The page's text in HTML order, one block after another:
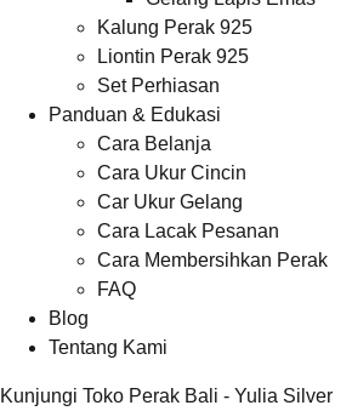
Kalung Perak 925
Liontin Perak 925
Set Perhiasan
Panduan & Edukasi
Cara Belanja
Cara Ukur Cincin
Car Ukur Gelang
Cara Lacak Pesanan
Cara Membersihkan Perak
FAQ
Blog
Tentang Kami
Kunjungi Toko Perak Bali - Yulia Silver